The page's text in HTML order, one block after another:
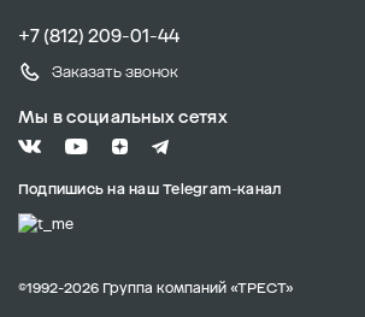
+7 (812) 209-01-44
Заказать звонок
Мы в социальных сетях
Подпишись на наш Telegram-канал
©1992-2026 Группа компаний «ТРЕСТ»